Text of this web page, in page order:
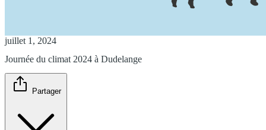
juillet 1, 2024
Journée du climat 2024 à Dudelange
Partager